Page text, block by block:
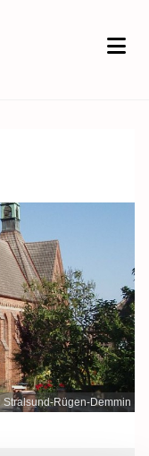
Rügen-Demmin